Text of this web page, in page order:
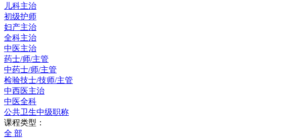
儿科主治
初级护师
妇产主治
全科主治
中医主治
药士/师/主管
中药士/师/主管
检验技士/技师/主管
中西医主治
中医全科
公共卫生中级职称
课程类型：
全 部